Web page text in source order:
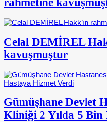
rahmetine
Celal DEMİREL
kavuşmuştur
Gümüşhane Devlet
Kliniği 2 Yılda 5